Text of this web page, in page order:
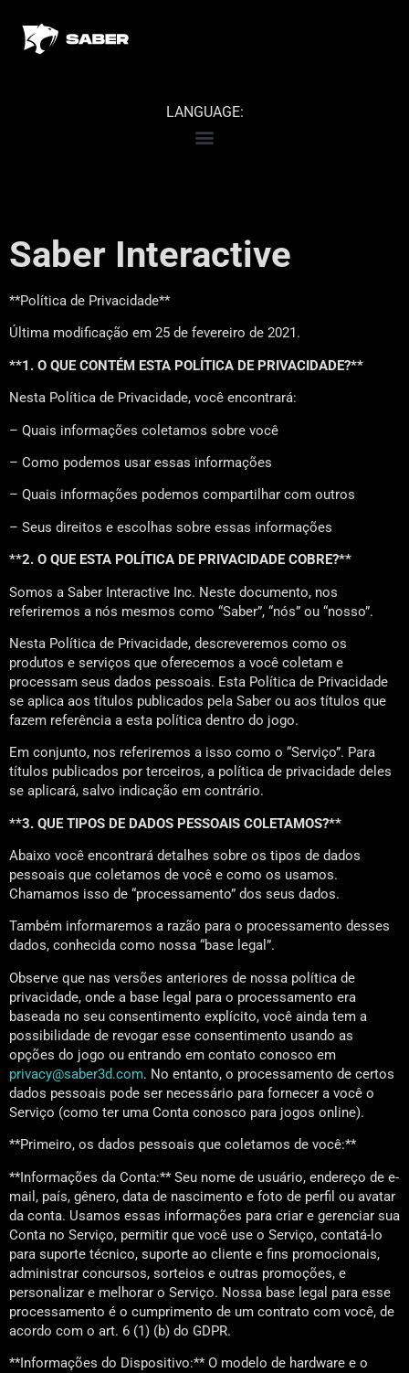
LANGUAGE:
Saber Interactive
**Política de Privacidade**
Última modificação em 25 de fevereiro de 2021.
**1. O QUE CONTÉM ESTA POLÍTICA DE PRIVACIDADE?**
Nesta Política de Privacidade, você encontrará:
– Quais informações coletamos sobre você
– Como podemos usar essas informações
– Quais informações podemos compartilhar com outros
– Seus direitos e escolhas sobre essas informações
**2. O QUE ESTA POLÍTICA DE PRIVACIDADE COBRE?**
Somos a Saber Interactive Inc. Neste documento, nos
referiremos a nós mesmos como “Saber”, “nós” ou “nosso”.
Nesta Política de Privacidade, descreveremos como os
produtos e serviços que oferecemos a você coletam e
processam seus dados pessoais. Esta Política de Privacidade
se aplica aos títulos publicados pela Saber ou aos títulos que
fazem referência a esta política dentro do jogo.
Em conjunto, nos referiremos a isso como o “Serviço”. Para
títulos publicados por terceiros, a política de privacidade deles
se aplicará, salvo indicação em contrário.
**3. QUE TIPOS DE DADOS PESSOAIS COLETAMOS?**
Abaixo você encontrará detalhes sobre os tipos de dados
pessoais que coletamos de você e como os usamos.
Chamamos isso de “processamento” dos seus dados.
Também informaremos a razão para o processamento desses
dados, conhecida como nossa “base legal”.
Observe que nas versões anteriores de nossa política de
privacidade, onde a base legal para o processamento era
baseada no seu consentimento explícito, você ainda tem a
possibilidade de revogar esse consentimento usando as
opções do jogo ou entrando em contato conosco em
privacy@saber3d.com. No entanto, o processamento de certos
dados pessoais pode ser necessário para fornecer a você o
Serviço (como ter uma Conta conosco para jogos online).
**Primeiro, os dados pessoais que coletamos de você:**
**Informações da Conta:** Seu nome de usuário, endereço de e-
mail, país, gênero, data de nascimento e foto de perfil ou avatar
da conta. Usamos essas informações para criar e gerenciar sua
Conta no Serviço, permitir que você use o Serviço, contatá-lo
para suporte técnico, suporte ao cliente e fins promocionais,
administrar concursos, sorteios e outras promoções, e
personalizar e melhorar o Serviço. Nossa base legal para esse
processamento é o cumprimento de um contrato com você, de
acordo com o art. 6 (1) (b) do GDPR.
**Informações do Dispositivo:** O modelo de hardware e o